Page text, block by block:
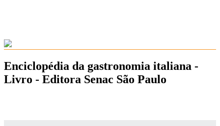
Enciclopédia da gastronomia italiana -
Livro - Editora Senac São Paulo